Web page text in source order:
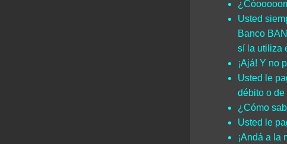
Usted
Banco
sí la utiliza
¡Ajá! Y no
Usted le
débito o de
¿Cómo
Usted le
¡Andá a la